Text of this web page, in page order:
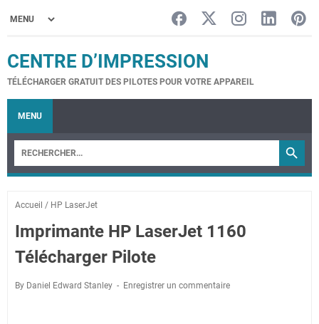
CENTRE D’IMPRESSION
TÉLÉCHARGER GRATUIT DES PILOTES POUR VOTRE APPAREIL
MENU
Accueil / HP LaserJet
Imprimante HP LaserJet 1160
Télécharger Pilote
By Daniel Edward Stanley Enregistrer un commentaire